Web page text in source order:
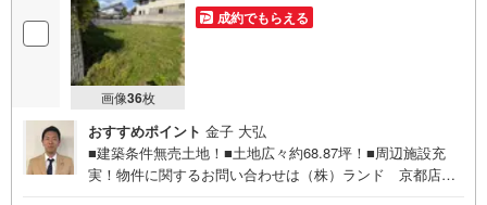
画像36枚
成約でもらえる
おすすめポイント 金子 大弘
■建築条件無売土地！■土地広々約68.87坪！■周辺施設充
実！物件に関するお問い合わせは（株）ランド 京都店ま